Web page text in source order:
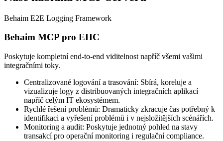
Behaim E2E Logging Framework
Behaim MCP pro EHC
Poskytuje kompletní end-to-end viditelnost napříč všemi vašimi
integračními toky.
Centralizované logování a trasování: Sbírá, koreluje a
vizualizuje logy z distribuovaných integračních aplikací
napříč celým IT ekosystémem.
Rychlé řešení problémů: Dramaticky zkracuje čas potřebný k
identifikaci a vyřešení problémů i v nejsložitějších scénářích.
Monitoring a audit: Poskytuje jednotný pohled na stavy
transakcí pro operační monitoring i regulační compliance.